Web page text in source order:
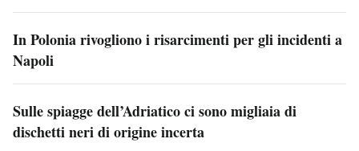
In Polonia rivogliono i risarcimenti per gli incidenti a
Napoli
Sulle spiagge dell’Adriatico ci sono migliaia di
dischetti neri di origine incerta